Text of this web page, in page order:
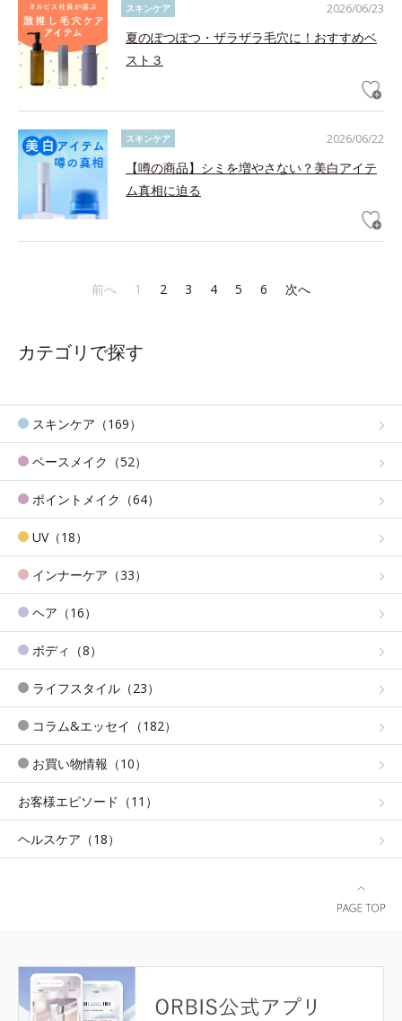
2026/06/23
スキンケア
夏のぽつぽつ・ザラザラ毛穴に！おすすめベ
スト３
2026/06/22
スキンケア
【噂の商品】シミを増やさない？美白アイテ
ム真相に迫る
前へ 1 2 3 4 5 6 次へ
カテゴリで探す
スキンケア（169）
ベースメイク（52）
ポイントメイク（64）
UV（18）
インナーケア（33）
ヘア（16）
ボディ（8）
ライフスタイル（23）
コラム&エッセイ（182）
お買い物情報（10）
お客様エピソード（11）
ヘルスケア（18）